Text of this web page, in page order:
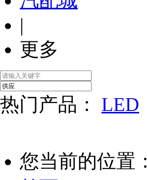
|
更多
热门产品： LED
您当前的位置：